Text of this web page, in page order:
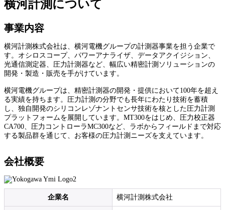
横河計測について
事業内容
横河計測株式会社は、横河電機グループの計測器事業を担う企業で
す。オシロスコープ、パワーアナライザ、データアクイジション、
光通信測定器、圧力計測器など、幅広い精密計測ソリューションの
開発・製造・販売を手がけています。
横河電機グループは、精密計測器の開発・提供において100年を超え
る実績を持ちます。圧力計測の分野でも長年にわたり技術を蓄積
し、独自開発のシリコンレゾナントセンサ技術を核とした圧力計測
プラットフォームを展開しています。MT300をはじめ、圧力校正器
CA700、圧力コントローラMC300など、ラボからフィールドまで対応
する製品群を通じて、お客様の圧力計測ニーズを支えています。
会社概要
企業名 横河計測株式会社